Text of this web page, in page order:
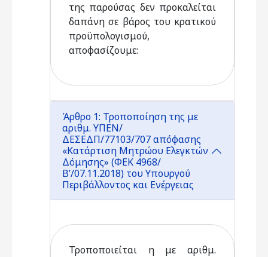
της παρούσας δεν προκαλείται
δαπάνη σε βάρος του κρατικού
προϋπολογισμού,
αποφασίζουμε:
Άρθρο 1: Τροποποίηση της με
αριθμ. ΥΠΕΝ/
ΔΕΣΕΔΠ/77103/707 απόφασης
«Κατάρτιση Μητρώου Ελεγκτών
Δόμησης» (ΦΕΚ 4968/
Β’/07.11.2018) του Υπουργού
Περιβάλλοντος και Ενέργειας
Τροποποιείται η με αριθμ.